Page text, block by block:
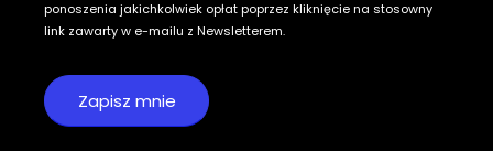
ponoszenia jakichkolwiek opłat poprzez kliknięcie na stosowny
link zawarty w e-mailu z Newsletterem.